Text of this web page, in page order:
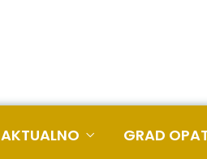
AKTUALNO GRAD